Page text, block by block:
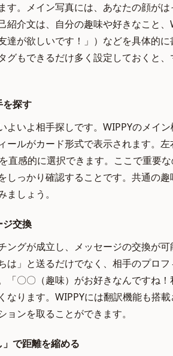
す。メイン写真には、あなたの顔が
介文は、自分の趣味や好きなこと、
達が欲しいです！」）などを具体的
グもできるだけ多く設定しておくと
を探す
よいよ相手探しです。WIPPYのメイ
ールがカード形式で表示されます。
直感的に選択できます。ここで重要
しっかり確認することです。共通の
しょう。
ジ交換
ングが成立し、メッセージの交換が
は」と送るだけでなく、相手のプロ
「〇〇（趣味）がお好きなんですね
なります。WIPPYには翻訳機能も搭
ンを取ることができます。
で距離を縮める